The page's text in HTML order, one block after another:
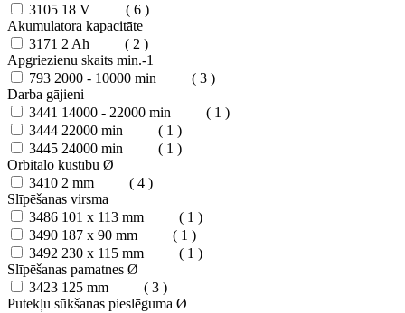
3105 18 V
( 6 )
Akumulatora kapacitāte
3171 2 Ah
( 2 )
Apgriezienu skaits min.-1
793 2000 - 10000 min
( 3 )
Darba gājieni
3441 14000 - 22000 min
( 1 )
3444 22000 min
( 1 )
3445 24000 min
( 1 )
Orbitālo kustību Ø
3410 2 mm
( 4 )
Slīpēšanas virsma
3486 101 x 113 mm
( 1 )
3490 187 x 90 mm
( 1 )
3492 230 x 115 mm
( 1 )
Slīpēšanas pamatnes Ø
3423 125 mm
( 3 )
Putekļu sūkšanas pieslēguma Ø